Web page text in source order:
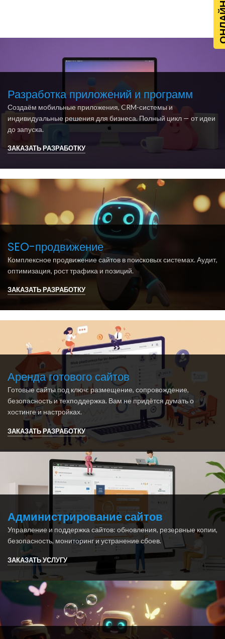
Разработка приложений и программ
Создаём мобильные приложения, CRM-системы и
индивидуальные решения для бизнеса. Полный цикл — от идеи
до запуска.
ЗАКАЗАТЬ РАЗРАБОТКУ
SEO-продвижение
Комплексное продвижение сайтов в поисковых системах. Аудит,
оптимизация, рост трафика и позиций.
ЗАКАЗАТЬ РАЗРАБОТКУ
Аренда готового сайтов
Готовые сайты под ключ: размещение, сопровождение,
безопасность и техподдержка. Вам не придётся думать о
хостинге и настройках.
ЗАКАЗАТЬ РАЗРАБОТКУ
Администрирование сайтов
Управление и поддержка сайтов: обновления, резервные копии,
безопасность, мониторинг и устранение сбоев.
ЗАКАЗАТЬ УСЛУГУ